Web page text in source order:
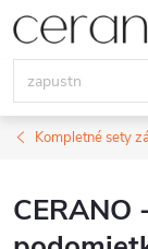
Prejsť
na
obsah
Kompletné sety